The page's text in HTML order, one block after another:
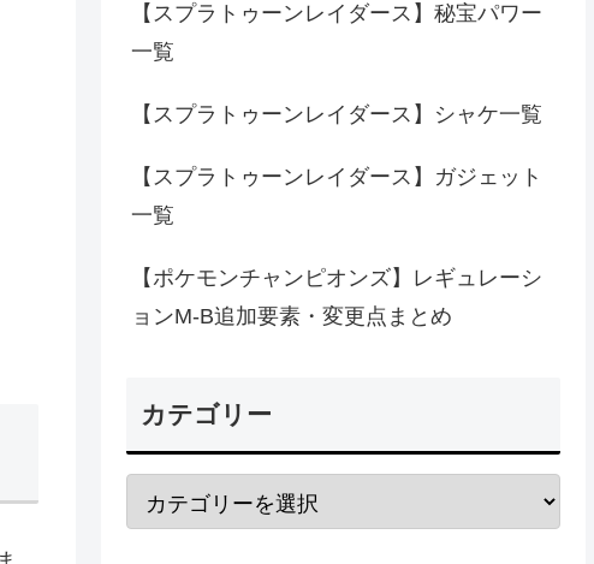
【スプラトゥーンレイダース】秘宝パワー
一覧
【スプラトゥーンレイダース】シャケ一覧
【スプラトゥーンレイダース】ガジェット
一覧
【ポケモンチャンピオンズ】レギュレーシ
ョンM-B追加要素・変更点まとめ
カテゴリー